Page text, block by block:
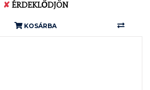
✘ ÉRDEKLŐDJÖN
KOSÁRBA